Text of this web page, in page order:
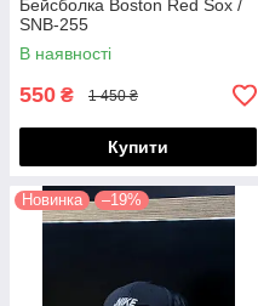
Бейсболка Boston Red Sox /
SNB-255
В наявності
550 ₴ 1 450 ₴
Купити
Новинка –19%